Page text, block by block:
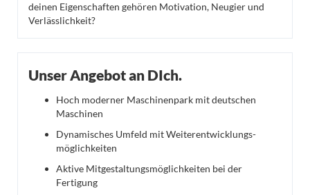
deinen Eigenschaften gehören Motivation, Neugier und
Verlässlichkeit?
Unser Angebot an DIch.
Hoch moderner Maschinenpark mit deutschen
Maschinen
Dynamisches Umfeld mit Weiterentwicklungs-
möglichkeiten
Aktive Mitgestaltungsmöglichkeiten bei der
Fertigung